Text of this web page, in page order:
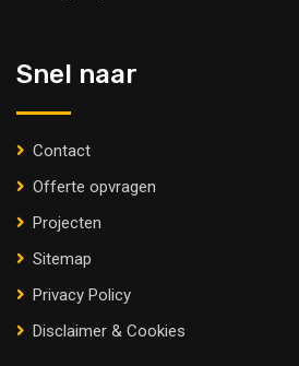
Snel naar
Contact
Offerte opvragen
Projecten
Sitemap
Privacy Policy
Disclaimer & Cookies